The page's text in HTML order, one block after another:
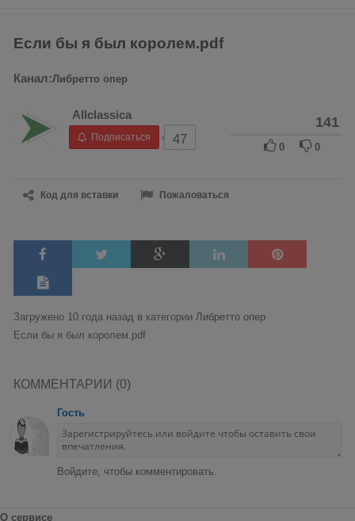
Если бы я был королем.pdf
Канал:Либретто опер
Allclassica
Подписаться 47
141
0 0
Код для вставки Пожаловаться
Загружено 10 года назад в категории Либретто опер
Если бы я был королем.pdf
КОММЕНТАРИИ (0)
Гость
Войдите, чтобы комментировать.
О сервисе